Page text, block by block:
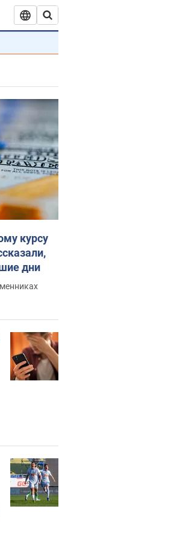
курсу
дни